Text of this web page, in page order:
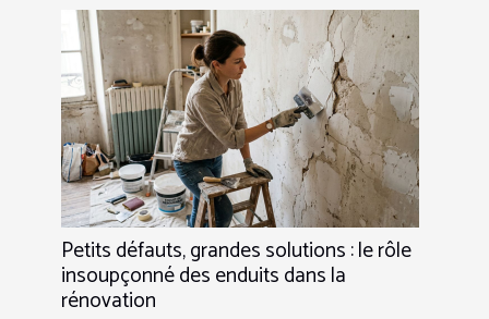
Petits défauts, grandes solutions : le rôle
insoupçonné des enduits dans la
rénovation